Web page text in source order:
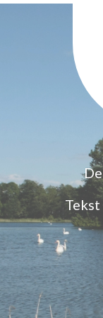
dostępność
Tekst